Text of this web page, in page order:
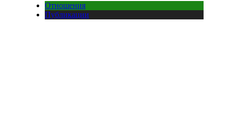
Отношения
Публикации